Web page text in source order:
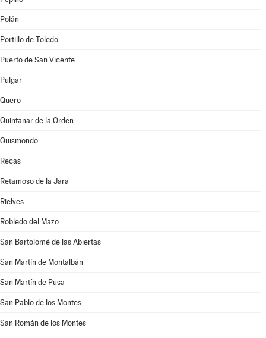
Polán
Portillo de Toledo
Puerto de San Vicente
Pulgar
Quero
Quintanar de la Orden
Quismondo
Recas
Retamoso de la Jara
Rielves
Robledo del Mazo
San Bartolomé de las Abiertas
San Martín de Montalbán
San Martín de Pusa
San Pablo de los Montes
San Román de los Montes